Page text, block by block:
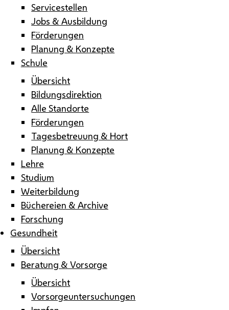
Servicestellen
Jobs & Ausbildung
Förderungen
Planung & Konzepte
Schule
Übersicht
Bildungsdirektion
Alle Standorte
Förderungen
Tagesbetreuung & Hort
Planung & Konzepte
Lehre
Studium
Weiterbildung
Büchereien & Archive
Forschung
Gesundheit
Übersicht
Beratung & Vorsorge
Übersicht
Vorsorgeuntersuchungen